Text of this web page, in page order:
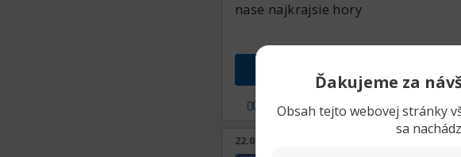
Ďakujeme za
Obsah tejto webovej stránky
sa
nase najkrajsie hory
P?i sa mi
22.01.2020, 13:22